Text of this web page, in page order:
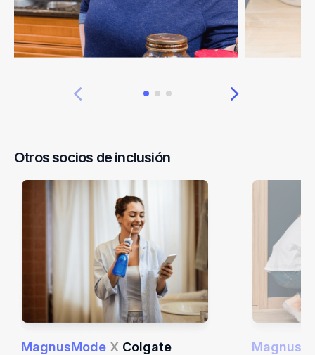
Otros socios de inclusión
MagnusMode X Colgate